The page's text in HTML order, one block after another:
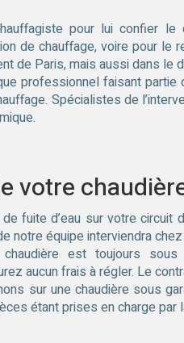
pour lui confier
de chauffage, voire pour
de Paris, mais aussi dans le
professionnel faisant
Spécialistes de
votre
fuite d’eau sur votre
notre équipe interviendra
est toujours
aucun frais à régler. Le
sur une chaudière sous
étant prises en charge par